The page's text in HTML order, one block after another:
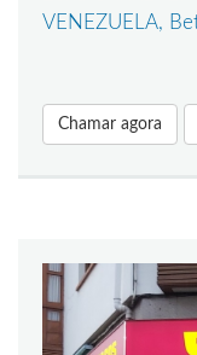
VENEZUELA,
Chamar agora